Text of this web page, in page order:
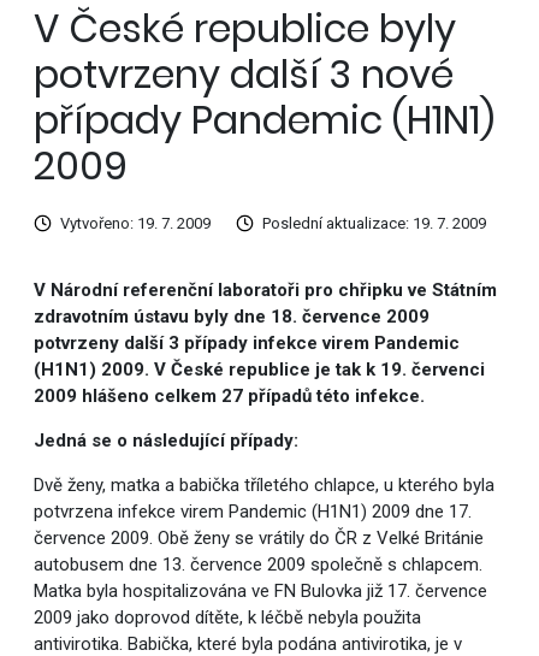
V České republice byly
potvrzeny další 3 nové
případy Pandemic (H1N1)
2009
Vytvořeno: 19. 7. 2009 Poslední aktualizace: 19. 7. 2009
V Národní referenční laboratoři pro chřipku ve Státním
zdravotním ústavu byly dne 18. července 2009
potvrzeny další 3 případy infekce virem Pandemic
(H1N1) 2009. V České republice je tak k 19. červenci
2009 hlášeno celkem 27 případů této infekce.
Jedná se o následující případy:
Dvě ženy, matka a babička tříletého chlapce, u kterého byla
potvrzena infekce virem Pandemic (H1N1) 2009 dne 17.
července 2009. Obě ženy se vrátily do ČR z Velké Británie
autobusem dne 13. července 2009 společně s chlapcem.
Matka byla hospitalizována ve FN Bulovka již 17. července
2009 jako doprovod dítěte, k léčbě nebyla použita
antivirotika. Babička, které byla podána antivirotika, je v